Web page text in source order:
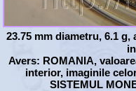
23.75 mm diametru, 6.1 g,
Avers: ROMANIA,
interior, imaginile
SISTEMUL